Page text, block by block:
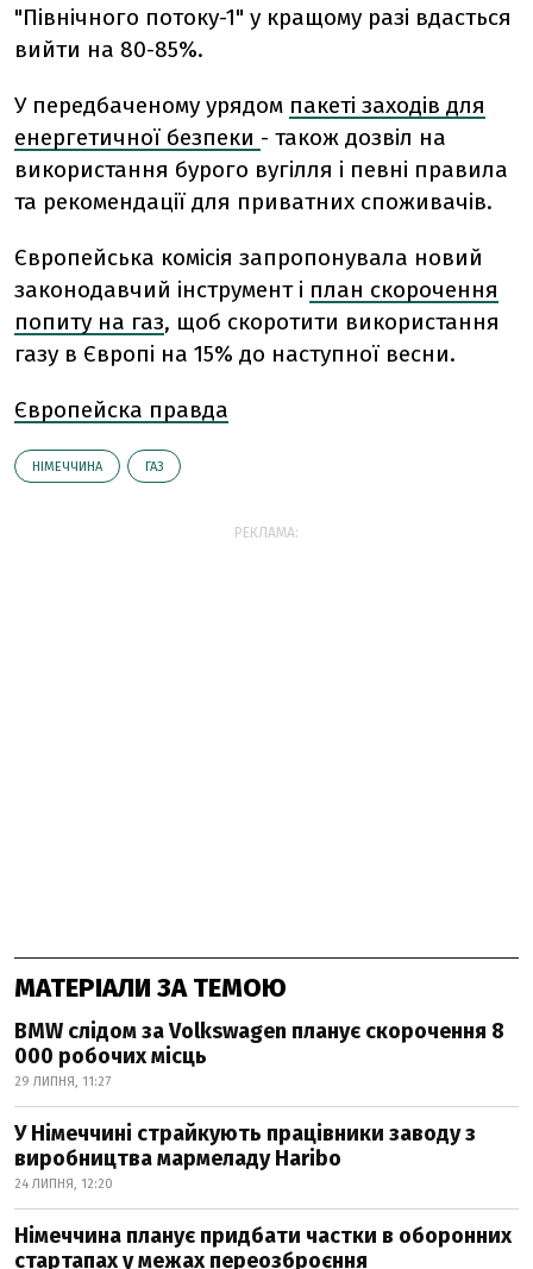
"Північного потоку-1" у кращому разі вдасться
вийти на 80-85%.
У передбаченому урядом пакеті заходів для
енергетичної безпеки - також дозвіл на
використання бурого вугілля і певні правила
та рекомендації для приватних споживачів.
Європейська комісія запропонувала новий
законодавчий інструмент і план скорочення
попиту на газ, щоб скоротити використання
газу в Європі на 15% до наступної весни.
Європейска правда
НІМЕЧЧИНА ГАЗ
РЕКЛАМА:
МАТЕРІАЛИ ЗА ТЕМОЮ
BMW слідом за Volkswagen планує скорочення 8
000 робочих місць
29 ЛИПНЯ, 11:27
У Німеччині страйкують працівники заводу з
виробництва мармеладу Haribo
24 ЛИПНЯ, 12:20
Німеччина планує придбати частки в оборонних
стартапах у межах переозброєння